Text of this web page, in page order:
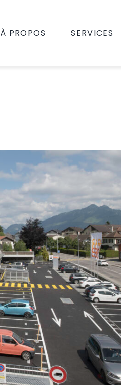
À PROPOS SERVICES